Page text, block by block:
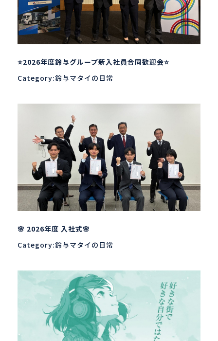
⭐2026年度鈴与グループ新入社員合同歓迎会⭐
Category:鈴与マタイの日常
🌸 2026年度 入社式🌸
Category:鈴与マタイの日常